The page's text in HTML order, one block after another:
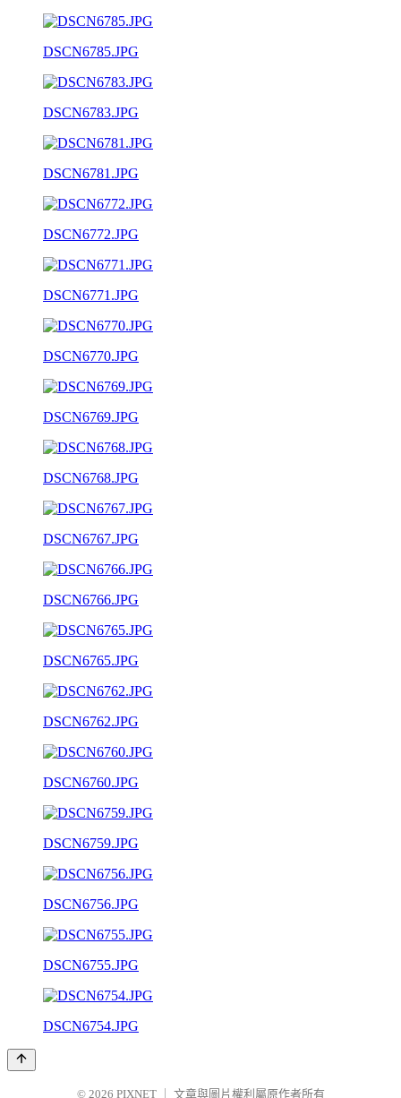
DSCN6785.JPG
DSCN6783.JPG
DSCN6781.JPG
DSCN6772.JPG
DSCN6771.JPG
DSCN6770.JPG
DSCN6769.JPG
DSCN6768.JPG
DSCN6767.JPG
DSCN6766.JPG
DSCN6765.JPG
DSCN6762.JPG
DSCN6760.JPG
DSCN6759.JPG
DSCN6756.JPG
DSCN6755.JPG
DSCN6754.JPG
© 2026 PIXNET 文章與圖片權利屬原作者所有